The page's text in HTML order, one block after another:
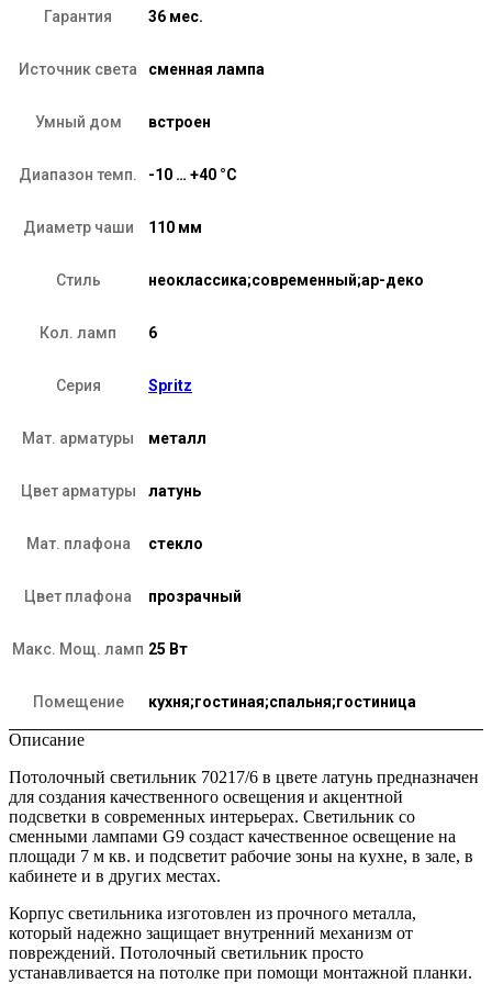
Гарантия 36 мес.
Источник света сменная лампа
Умный дом встроен
Диапазон темп. -10 … +40 °C
Диаметр чаши 110 мм
Стиль неоклассика;современный;ар-деко
Кол. ламп 6
Серия Spritz
Мат. арматуры металл
Цвет арматуры латунь
Мат. плафона стекло
Цвет плафона прозрачный
Макс. Мощ. ламп 25 Вт
Помещение кухня;гостиная;спальня;гостиница
Описание
Потолочный светильник 70217/6 в цвете латунь предназначен
для создания качественного освещения и акцентной
подсветки в современных интерьерах. Светильник со
сменными лампами G9 создаст качественное освещение на
площади 7 м кв. и подсветит рабочие зоны на кухне, в зале, в
кабинете и в других местах.
Корпус светильника изготовлен из прочного металла,
который надежно защищает внутренний механизм от
повреждений. Потолочный светильник просто
устанавливается на потолке при помощи монтажной планки.